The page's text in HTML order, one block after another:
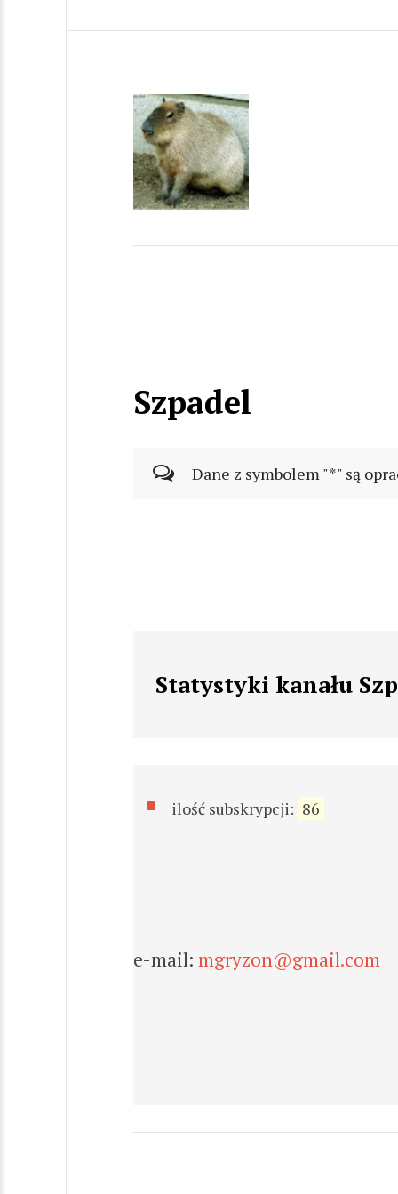
Szpadel
Dane z symbolem "*" są
Statystyki kanału
ilość subskrypcji: 86
e-mail: mgryzon@gmail.com